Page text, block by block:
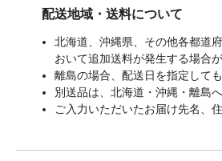
配送地域・送料について
北海道、沖縄県、その他各都道
おいて追加送料が発生する場合が
離島の場合、配送日を指定して
別送品は、北海道・沖縄・離島
ご入力いただいたお届け先名、